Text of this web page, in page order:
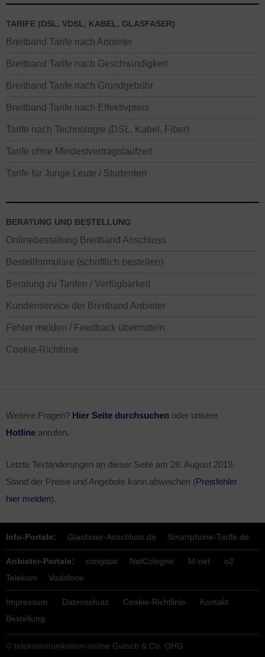
TARIFE (DSL, VDSL, KABEL, GLASFASER)
Breitband Tarife nach Anbieter
Breitband Tarife nach Geschwindigkeit
Breitband Tarife nach Grundgebühr
Breitband Tarife nach Effektivpreis
Tarife nach Technologie (DSL, Kabel, Fiber)
Tarife ohne Mindestvertragslaufzeit
Tarife für Junge Leute / Studenten
BERATUNG UND BESTELLUNG
Onlinebestellung Breitband Anschluss
Bestellformulare (schriftlich bestellen)
Beratung zu Tarifen / Verfügbarkeit
Kundenservice der Breitband Anbieter
Fehler melden / Feedback übermitteln
Cookie-Richtlinie
Weitere Fragen? Hier Seite durchsuchen oder unsere
Hotline anrufen.
Letzte Textänderungen an dieser Seite am 28. August 2019.
Stand der Preise und Angebote kann abweichen (Preisfehler
hier melden).
Info-Portale: Glasfaser-Anschluss.de Smartphone-Tarife.de
Anbieter-Portale: congstar NetCologne M-net
o2
Telekom
Vodafone
Impressum Datenschutz Cookie-Richtlinie
Kontakt
Bestellung
© telekommunikation-online Gutsch & Co. OHG